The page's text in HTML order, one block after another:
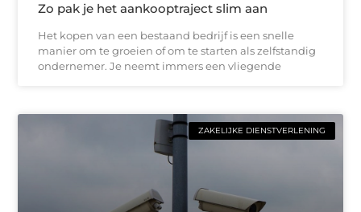
Zo pak je het aankooptraject slim aan
Het kopen van een bestaand bedrijf is een snelle
manier om te groeien of om te starten als zelfstandig
ondernemer. Je neemt immers een vliegende
ZAKELIJKE DIENSTVERLENING